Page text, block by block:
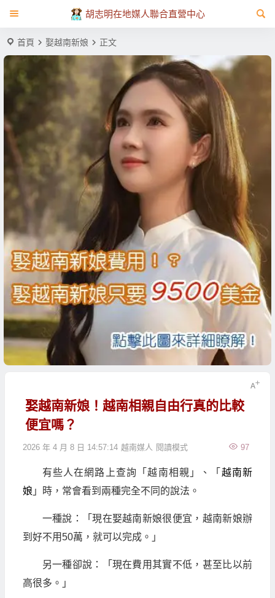
胡志明在地媒人聯合直營中心
首頁 娶越南新娘 正文
娶越南新娘！越南相親自由行真的比較
便宜嗎？
2026 年 4 月 8 日 14:57:14 越南媒人 97
閱讀模式
有些人在網路上查詢「越南相親」、「 越南新
娘 」時，常會看到兩種完全不同的說法。
一種說：「現在娶越南新娘很便宜，越南新娘辦
到好不用50萬，就可以完成。」
另一種卻說：「現在費用其實不低，甚至比以前
高很多。」